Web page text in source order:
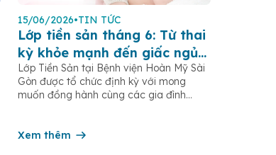
15/06/2026•TIN TỨC
Lớp tiền sản tháng 6: Từ thai
kỳ khỏe mạnh đến giấc ngủ
đầu đời của bé
Lớp Tiền Sản tại Bệnh viện Hoàn Mỹ Sài
Gòn được tổ chức định kỳ với mong
muốn đồng hành cùng các gia đình
thức y khoa thiết thực cho từng giai đoạn
Xem thêm